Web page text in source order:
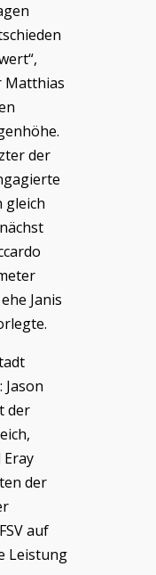
Matthias
der
gleich
Janis
der
der
auf
Leistung